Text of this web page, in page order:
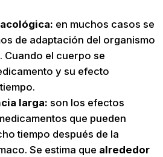
en muchos casos se
de adaptación del organismo
Cuando el cuerpo se
y su efecto
larga: son los efectos
que pueden
tiempo después de la
Se estima que alrededor